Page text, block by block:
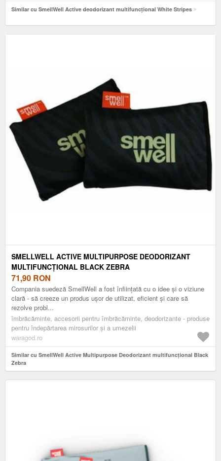
Similar cu SmellWell Active deodorizant multifuncțional White Stripes
SMELLWELL ACTIVE MULTIPURPOSE DEODORIZANT
MULTIFUNCȚIONAL BLACK ZEBRA
71,90 RON
Compania suedeză SmellWell a fost înființată cu o idee și o viziune
clară - să creeze un produs ușor de utilizat, eficient și care să
rezolve probl...
îmbrăcăminte, accesorii pentru îmbrăcăminte, deodorizante - produse
pentru îndepărtarea mirosurilor și a umezelii
waragod.ro
Similar cu SmellWell Active Multipurpose Deodorizant multifuncțional Black
Zebra